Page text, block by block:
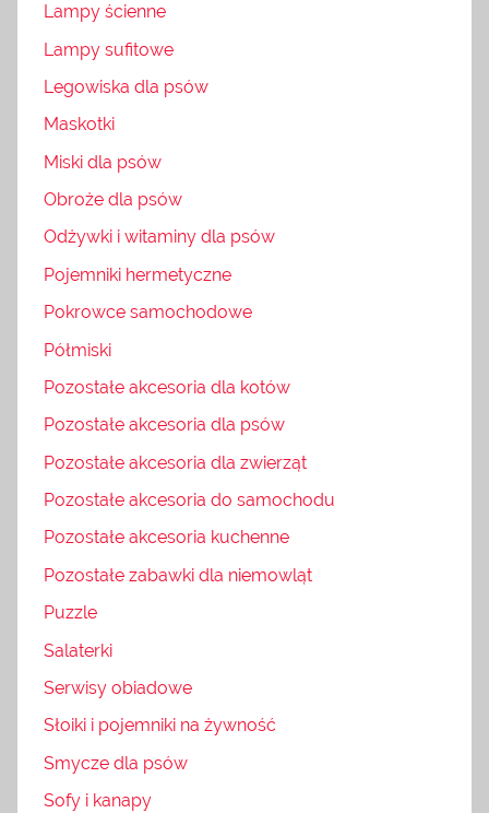
Lampy ścienne
Lampy sufitowe
Legowiska dla psów
Maskotki
Miski dla psów
Obroże dla psów
Odżywki i witaminy dla psów
Pojemniki hermetyczne
Pokrowce samochodowe
Półmiski
Pozostałe akcesoria dla kotów
Pozostałe akcesoria dla psów
Pozostałe akcesoria dla zwierząt
Pozostałe akcesoria do samochodu
Pozostałe akcesoria kuchenne
Pozostałe zabawki dla niemowląt
Puzzle
Salaterki
Serwisy obiadowe
Słoiki i pojemniki na żywność
Smycze dla psów
Sofy i kanapy